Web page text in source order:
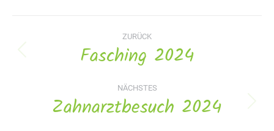
Navigation
ZURÜCK
Vorheriges
Fasching 2024
NÄCHSTES
Nächstes
Zahnarztbesuch 2024